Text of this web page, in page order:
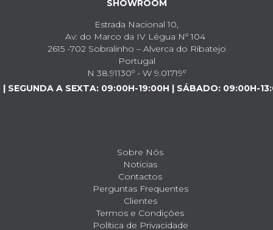
SHOWROOM
Estrada Nacional 10,
Av: do Marco da IV Légua Nº 104
2615 -702 Sobralinho – Alverca do Ribatejo
Portugal
N 38.91130º - W 9.01719º
| SEGUNDA A SEXTA: 09:00H-19:00H | SÁBADO: 09:00H-
Sobre Nós
Noticias
Contactos
Perguntas Frequentes
Clientes
Termos e Condições
Política de Privacidade